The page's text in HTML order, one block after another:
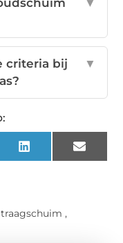
▼
criteria bij
▼
LinkedInEmail
traagschuim ,